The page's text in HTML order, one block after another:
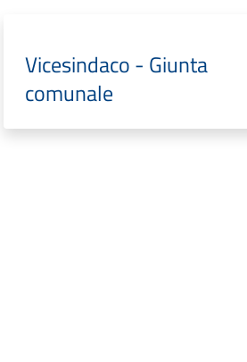
Vicesindaco - Giunta
comunale